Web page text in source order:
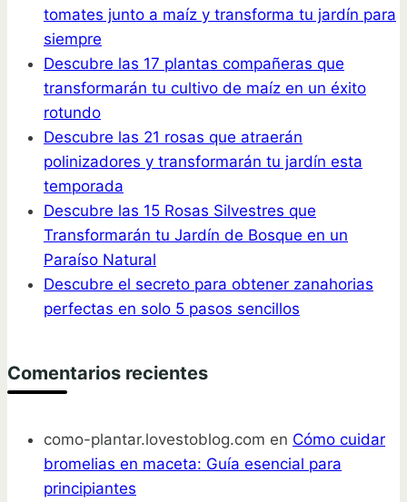
tomates junto a maíz y transforma tu jardín para
siempre
Descubre las 17 plantas compañeras que
transformarán tu cultivo de maíz en un éxito
rotundo
Descubre las 21 rosas que atraerán
polinizadores y transformarán tu jardín esta
temporada
Descubre las 15 Rosas Silvestres que
Transformarán tu Jardín de Bosque en un
Paraíso Natural
Descubre el secreto para obtener zanahorias
perfectas en solo 5 pasos sencillos
Comentarios recientes
como-plantar.lovestoblog.com en Cómo cuidar
bromelias en maceta: Guía esencial para
principiantes